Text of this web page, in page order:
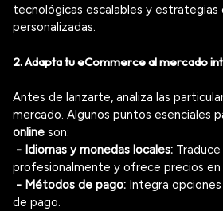
tecnológicas escalables y estrategias
personalizadas.
2. Adapta tueCommerceal mercado
Antes de lanzarte, analiza las
mercado. Algunos puntos esenciales
online son:
- Idiomas y monedas locales:
profesionalmente y ofrece precios en
- Métodos de pago: Integra
de pago